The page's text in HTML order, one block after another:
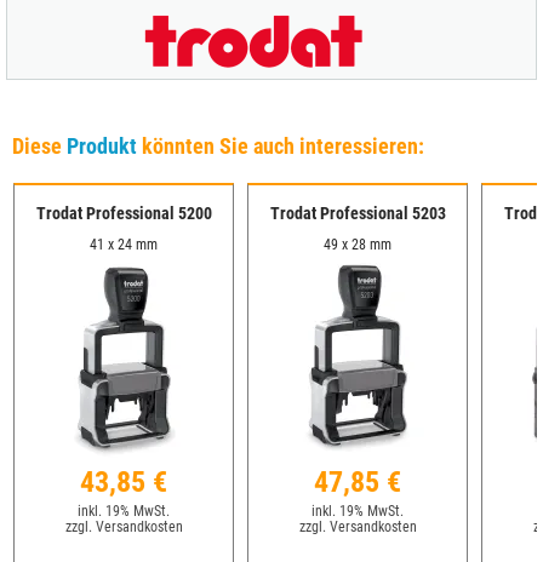
Diese Produkt könnten Sie auch interessieren:
Trodat Professional 5200
41 x 24 mm
43,85 €
inkl. 19% MwSt.
zzgl. Versandkosten
Trodat Professional 5203
49 x 28 mm
47,85 €
inkl. 19% MwSt.
zzgl. Versandkosten